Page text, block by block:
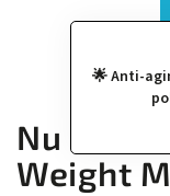
🌟 Anti-
Nu Skin
Weight